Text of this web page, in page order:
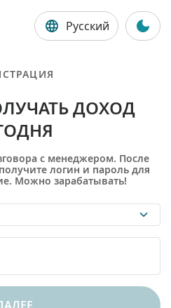
Русский
ДОХОД
с менеджером. После
логин и пароль для
Можно зарабатывать!